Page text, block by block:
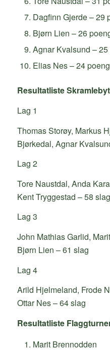
Dagfinn Gjerde – 29
Bjørn Lien – 26
Agnar Kvalsund –
Elias Nes – 24 poeng
Resultatliste
Lag 1
Thomas Storøy, Markus
Bjørkedal, Agnar
Lag 2
Tore Naustdal, Anda
Kent Tryggestad – 58 slag
Lag 3
John Mathias Garlid,
Bjørn Lien – 61 slag
Lag 4
Arild Hjelmeland, Frode
Ottar Nes – 64 slag
Resultatliste
Marit Brennodden